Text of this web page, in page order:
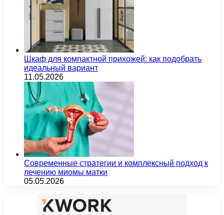
Шкаф для компактной прихожей: как подобрать
идеальный вариант
11.05.2026
Современные стратегии и комплексный подход к
лечению миомы матки
05.05.2026